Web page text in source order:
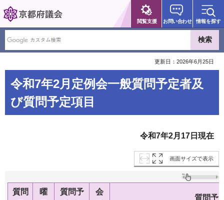
京都府議会
閲覧支援 お問い合わせ 情報を探す
更新日：2026年6月25日
令和7年2月定例会一般質問予定者及
び質問予定項目
令和7年2月17日現在
画面サイズで表示
質問
曜
質問予
会
質問予